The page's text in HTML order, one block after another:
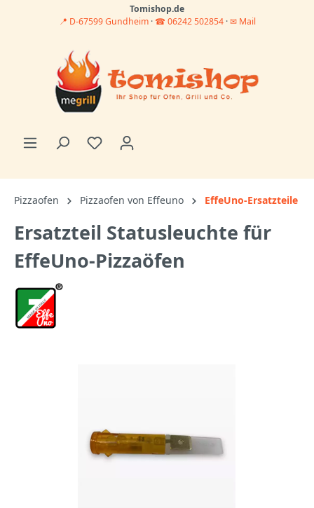
Tomishop.de
📍 D-67599 Gundheim · ☎ 06242 502854·✉ Mail
Pizzaofen Pizzaofen von Effeuno EffeUno-Ersatzteile
Ersatzteil Statusleuchte für
EffeUno-Pizzaöfen